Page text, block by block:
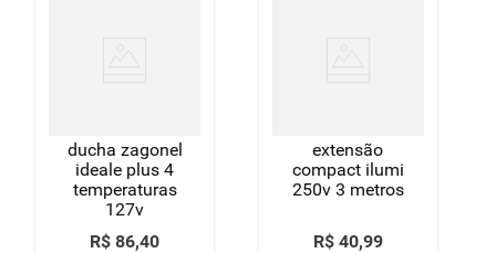
ducha zagonel
ideale plus 4
temperaturas
127v
R$ 86,40
extensão
compact ilumi
250v 3 metros
R$ 40,99